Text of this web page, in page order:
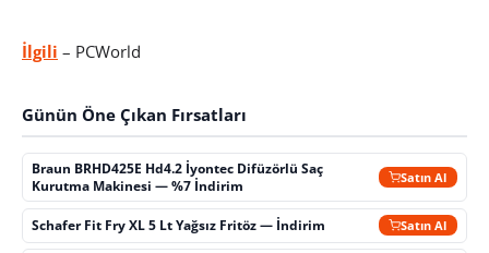
İlgili – PCWorld
Günün Öne Çıkan Fırsatları
Braun BRHD425E Hd4.2 İyontec Difüzörlü Saç
Kurutma Makinesi — %7 İndirim
Satın Al
Schafer Fit Fry XL 5 Lt Yağsız Fritöz — İndirim Satın Al